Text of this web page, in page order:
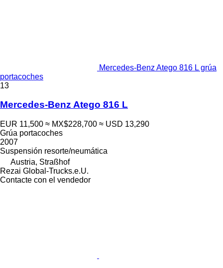
Mercedes-Benz Atego 816 L grúa
portacoches
13
Mercedes-Benz Atego 816 L
EUR 11,500 ≈ MX$228,700 ≈ USD 13,290
Grúa portacoches
2007
Suspensión resorte/neumática
Austria, Straßhof
Rezai Global-Trucks.e.U.
Contacte con el vendedor